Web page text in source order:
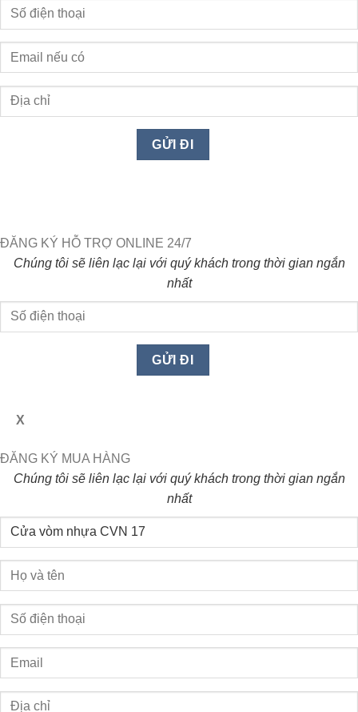
ĐĂNG KÝ HỖ TRỢ ONLINE 24/7
Chúng tôi sẽ liên lạc lại với quý khách trong thời gian ngắn
nhất
X
ĐĂNG KÝ MUA HÀNG
Chúng tôi sẽ liên lạc lại với quý khách trong thời gian ngắn
nhất